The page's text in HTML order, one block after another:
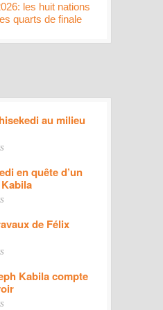
les huit nations
quarts de finale
au milieu
en quête d’un
de Félix
Kabila compte